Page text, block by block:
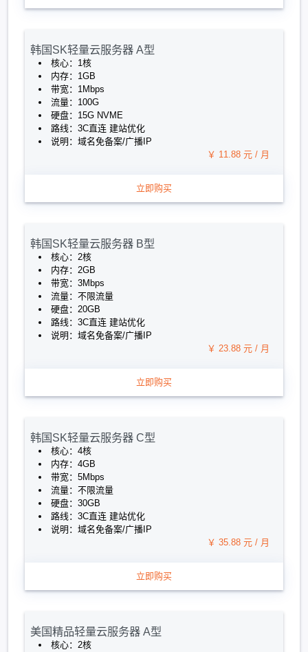
韩国SK轻量云服务器 A型
核心：1核
内存：1GB
带宽：1Mbps
流量：100G
硬盘：15G NVME
路线：3C直连 建站优化
说明：域名免备案/广播IP
￥ 11.88 元 / 月
立即购买
韩国SK轻量云服务器 B型
核心：2核
内存：2GB
带宽：3Mbps
流量：不限流量
硬盘：20GB
路线：3C直连 建站优化
说明：域名免备案/广播IP
￥ 23.88 元 / 月
立即购买
韩国SK轻量云服务器 C型
核心：4核
内存：4GB
带宽：5Mbps
流量：不限流量
硬盘：30GB
路线：3C直连 建站优化
说明：域名免备案/广播IP
￥ 35.88 元 / 月
立即购买
美国精品轻量云服务器 A型
核心：2核